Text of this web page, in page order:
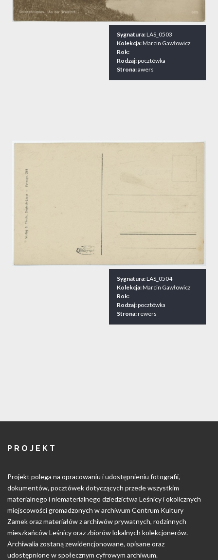
Sygnatura:LAS_0503
Kolekcja:Marcin Gawłowicz
Rok:
Rodzaj:pocztówka
Strona:awers
Sygnatura:LAS_0504
Kolekcja:Marcin Gawłowicz
Rok:
Rodzaj:pocztówka
Strona:rewers
PROJEKT
Projekt polega na opracowaniu i udostępnieniu fotografii,
dokumentów, pocztówek dotyczących przede wszystkim
materialnego i niematerialnego dziedzictwa Leśnicy i okolicznych
miejscowości gromadzonych w archiwum Centrum Kultury
Zamek oraz materiałów z archiwów prywatnych, rodzinnych
mieszkańców Leśnicy oraz zbiorów lokalnych kolekcjonerów.
Archiwalia zostaną zewidencjonowane, opisane oraz
udostępnione w społecznym cyfrowym archiwum.